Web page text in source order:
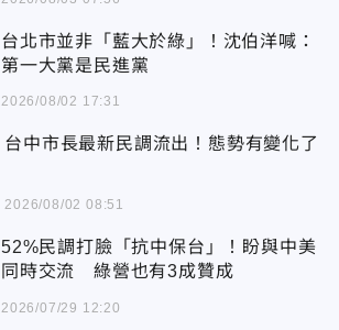
台北市並非「藍大於綠」！沈伯洋喊：
第一大黨是民進黨
2026/08/02 17:31
台中市長最新民調流出！態勢有變化了
2026/08/02 08:51
52%民調打臉「抗中保台」！盼與中美
同時交流 綠營也有3成贊成
2026/07/29 12:20